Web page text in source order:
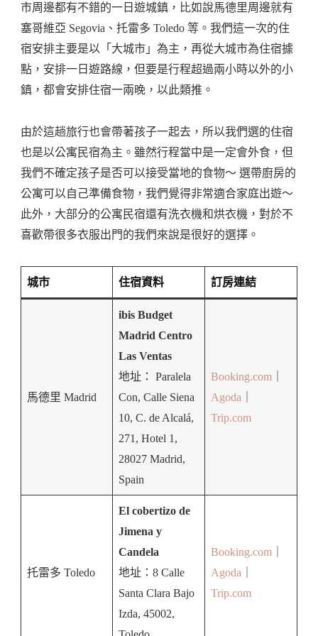
市周邊都有不錯的一日遊城鎮，比如說馬德里周邊就有
塞哥維亞 Segovia、托雷多 Toledo 等。我們這一次的住
宿安排主要是以「大城市」為主，再從大城市為住宿據
點，安排一日遊路線，但要是行程超過兩小時以外的小
鎮，都會安排住宿一兩晚，以此類推。
由於這趟旅行也會帶著孩子一起去，所以我們選的住宿
也是以公寓民宿為主。雖然行程當中是一定會外食，但
我們不確定孩子是否可以接受當地的食物～ 選帶廚房的
公寓可以自己準備食物，我們覺得非常適合家庭出遊～
此外，大部分的公寓民宿還有洗衣機和烘衣機，對於不
喜歡帶很多衣服出門的我們來說是很好的選擇。
城市 住宿資料 訂房連結
馬德里 Madrid
ibis Budget
Madrid Centro
Las Ventas
地址： Paralela
Con, Calle Siena
10, C. de Alcalá,
271, Hotel 1,
28027 Madrid,
Spain
Booking.com｜
Agoda｜
Trip.com
托雷多 Toledo
El cobertizo de
Jimena y
Candela
地址：8 Calle
Santa Clara Bajo
Izda, 45002,
Booking.com｜
Agoda｜
Trip.com